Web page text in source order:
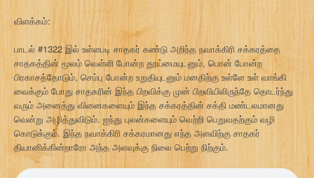
விளக்கம்:
பாடல் #1322 இல் உள்ளபடி சாதகர் கண்டு அறிந்த நவாக்கிரி சக்கரத்தை
சாதகத்தின் மூலம் வெள்ளி போன்ற தூய்மையுடனும், பொன் போன்ற
பிரகாசத்தோடும், செம்பு போன்ற உறுதியுடனும் மனதிற்கு உள்ளே உள் வாங்கி
வைக்கும் போது சாதகரின் இந்த பிறவிக்கு முன் பிறவியிலிருந்தே தொடர்ந்து
வரும் அனைத்து வினைகளையும் இந்த சக்கரத்தின் சக்தி மண்டலமானது
வென்று அழித்துவிடும். ஐந்து புலன்களையும் வெற்றி பெறுவதற்கும் வழி
கொடுக்கும். இந்த நவாக்கிரி சக்கரமானது எந்த அளவிற்கு சாதகர்
தியானிக்கின்றாரோ அந்த அளவுக்கு நிலை பெற்று நிற்கும்.